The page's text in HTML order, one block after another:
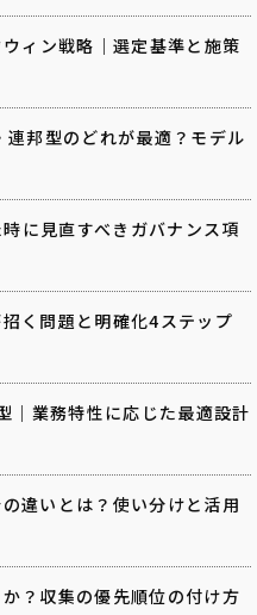
ィン戦略｜選定基準と施策
邦型のどれが最適？モデル
に見直すべきガバナンス項
く問題と明確化4ステップ
｜業務特性に応じた最適設計
違いとは？使い分けと活用
？収集の優先順位の付け方